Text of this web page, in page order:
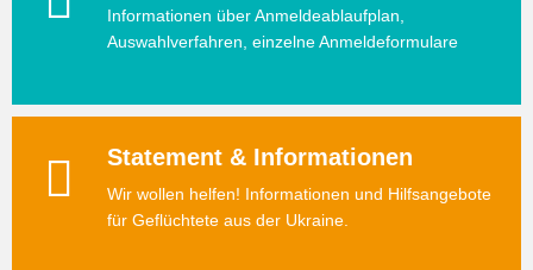
Informationen über Anmeldeablaufplan,
Auswahlverfahren, einzelne Anmeldeformulare
Statement & Informationen
Wir wollen helfen! Informationen und Hilfsangebote
für Geflüchtete aus der Ukraine.